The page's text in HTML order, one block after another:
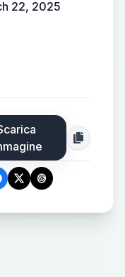
22, 2025